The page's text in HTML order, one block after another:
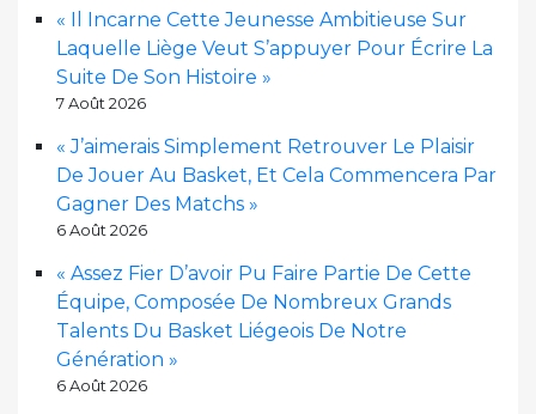
« Il Incarne Cette Jeunesse Ambitieuse Sur
Laquelle Liège Veut S’appuyer Pour Écrire La
Suite De Son Histoire »
7 Août 2026
« J’aimerais Simplement Retrouver Le Plaisir
De Jouer Au Basket, Et Cela Commencera Par
Gagner Des Matchs »
6 Août 2026
« Assez Fier D’avoir Pu Faire Partie De Cette
Équipe, Composée De Nombreux Grands
Talents Du Basket Liégeois De Notre
Génération »
6 Août 2026